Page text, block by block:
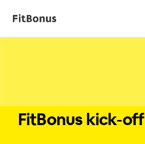
FitBonus kick-off